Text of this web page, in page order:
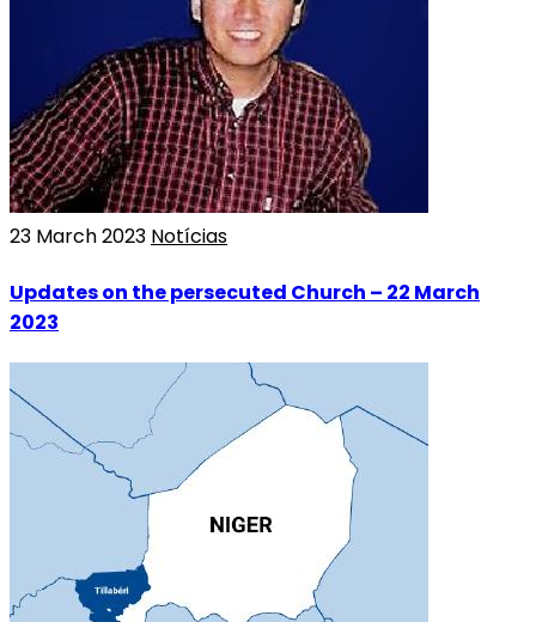
23 March 2023 Notícias
Updates on the persecuted Church – 22 March
2023